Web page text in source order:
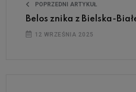
POPRZEDNI ARTYKUŁ
Belos znika z Bielska-
12 WRZEŚNIA 2025